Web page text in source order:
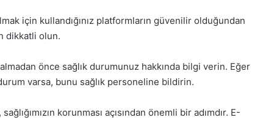
için kullandığınız platformların güvenilir olduğundan
dikkatli olun.
önce sağlık durumunuz hakkında bilgi verin. Eğer
varsa, bunu sağlık personeline bildirin.
korunması açısından önemli bir adımdır. E-